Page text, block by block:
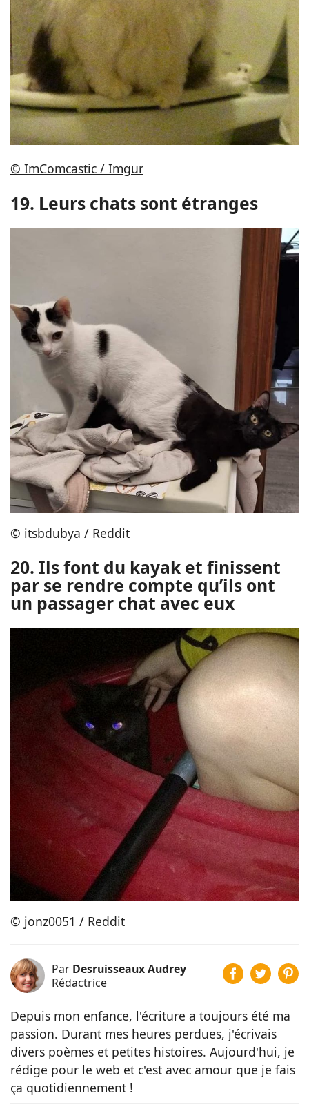
© ImComcastic / Imgur
19. Leurs chats sont étranges
© itsbdubya / Reddit
20. Ils font du kayak et finissent
par se rendre compte qu’ils ont
un passager chat avec eux
© jonz0051 / Reddit
Par Desruisseaux Audrey
Rédactrice
Depuis mon enfance, l'écriture a toujours été ma
passion. Durant mes heures perdues, j'écrivais
divers poèmes et petites histoires. Aujourd'hui, je
rédige pour le web et c'est avec amour que je fais
ça quotidiennement !